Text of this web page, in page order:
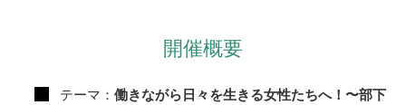
開催概要
テーマ：働きながら日々を生きる女性たちへ！〜部下